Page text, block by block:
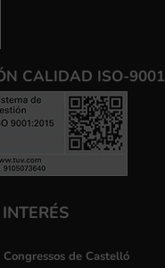
CALIDAD ISO-9001
de Castelló